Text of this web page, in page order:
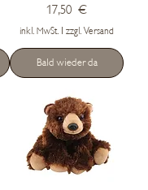
Preis
17,50 €
inkl. MwSt. | zzgl. Versand
Bald wieder da